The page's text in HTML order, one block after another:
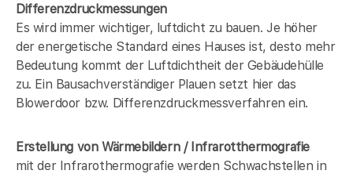
Differenzdruckmessungen
Es wird immer wichtiger, luftdicht zu bauen. Je höher
der energetische Standard eines Hauses ist, desto mehr
Bedeutung kommt der Luftdichtheit der Gebäudehülle
zu. Ein Bausachverständiger Plauen setzt hier das
Blowerdoor bzw. Differenzdruckmessverfahren ein.
Erstellung von Wärmebildern / Infrarotthermografie
mit der Infrarothermografie werden Schwachstellen in